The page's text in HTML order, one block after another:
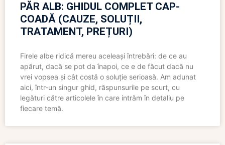
PĂR ALB: GHIDUL COMPLET CAP-
COADĂ (CAUZE, SOLUȚII,
TRATAMENT, PREȚURI)
Firele albe ridică mereu aceleași întrebări: de ce au
apărut, dacă se pot da înapoi, ce e de făcut dacă nu
vrei vopsea și cât costă o soluție serioasă. Am adunat
aici, într-un singur ghid, răspunsurile pe scurt, cu
legături către articolele în care intrăm în detaliu pe
fiecare temă.